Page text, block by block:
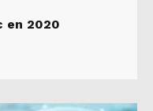
en 2020